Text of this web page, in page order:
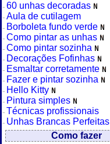
60 unhas decoradas
Aula de cutilagem
Borboleta fundo verde
Como pintar as unhas
Como pintar sozinha
Decorações Fofinhas
Esmaltar corretamente
Fazer e pintar sozinha
Hello Kitty
Pintura simples
Técnicas profissionais
Unhas Brancas Perfeitas
Como fazer